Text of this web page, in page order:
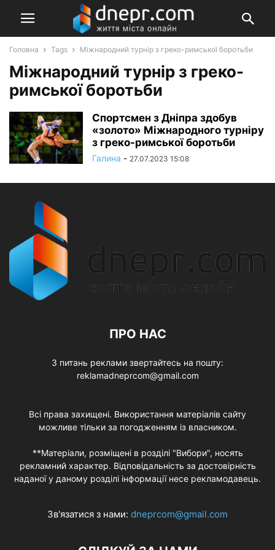
Головна Tags Міжнародний турнір з греко-римської боротьби
Міжнародний турнір з греко-
римської боротьби
Спортсмен з Дніпра здобув
«золото» Міжнародного турніру
з греко-римської боротьби
Галина - 27.07.2023 15:08
ПРО НАС
З питань реклами звертайтесь на пошту:
reklamadneprcom@gmail.com
Всі права захищені. Використання матеріалів сайту
можливе тільки за погодженням із власником.
**Матеріали, розміщені в розділі "Вибори", носять
рекламний характер. Відповідальність за достовірність
наданої у даному розділі інформації несе рекламодавець.
Зв'язатися з нами: dneprcom@gmail.com